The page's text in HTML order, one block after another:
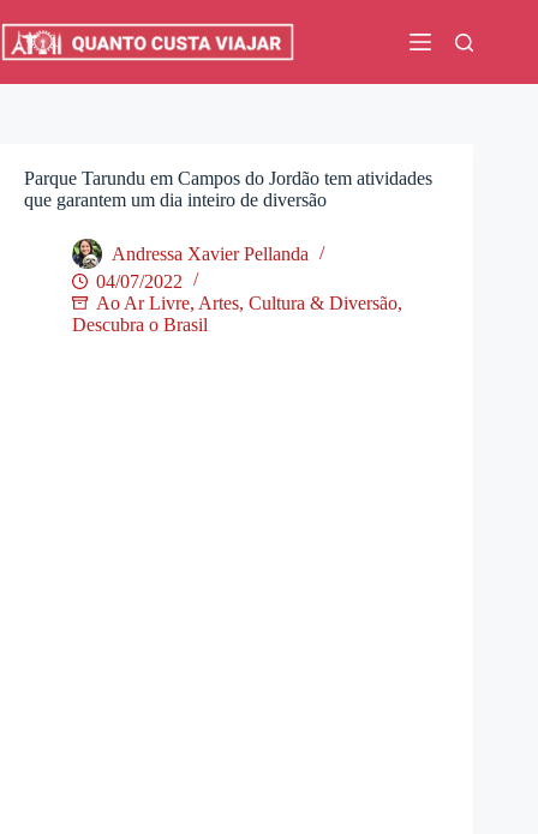
para
Parque Tarundu em Campos do Jordão tem atividades
que garantem um dia inteiro de diversão
Andressa Xavier Pellanda
04/07/2022
Ao Ar Livre, Artes, Cultura & Diversão,
Descubra o Brasil